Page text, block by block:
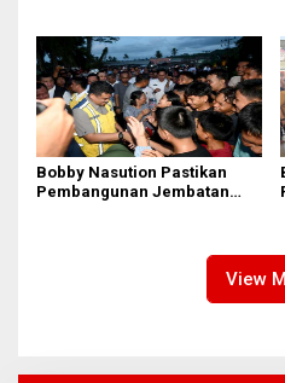
Bobby Nasution Pastikan
Pembangunan Jembatan
View